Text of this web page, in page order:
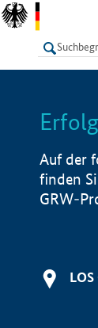
LISTE
Auf der
finden
GRW-